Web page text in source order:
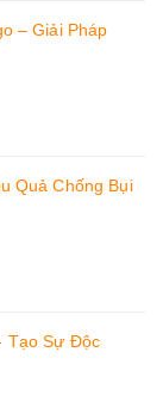
– Giải Pháp
Quả Chống Bụi
Tạo Sự Độc